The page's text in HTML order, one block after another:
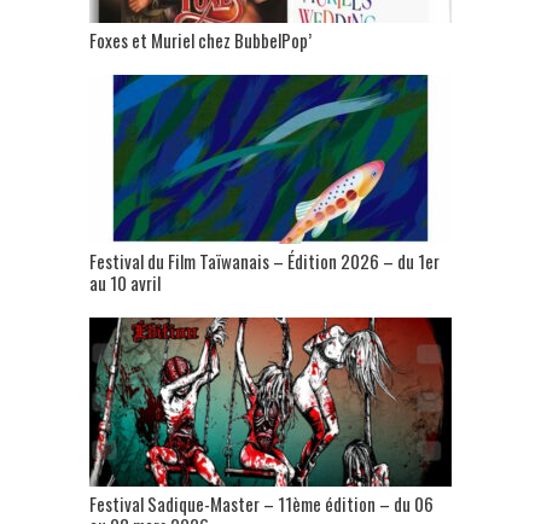
Foxes et Muriel chez BubbelPop’
Festival du Film Taïwanais – Édition 2026 – du 1er
au 10 avril
Festival Sadique-Master – 11ème édition – du 06